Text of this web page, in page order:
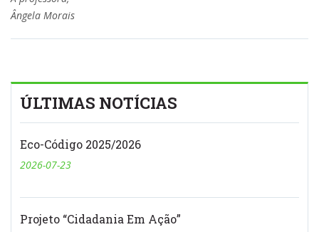
Ângela Morais
ÚLTIMAS NOTÍCIAS
Eco-Código 2025/2026
2026-07-23
Projeto “Cidadania Em Ação”